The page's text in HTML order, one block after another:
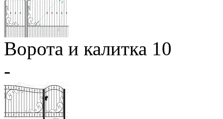
Ворота и калитка 10
-